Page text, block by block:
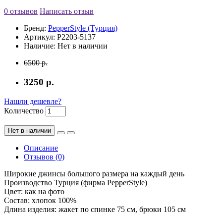
0 отзывов Написать отзыв
Бренд: PepperStyle (Турция)
Артикул: Р2203-5137
Наличие: Нет в наличии
6500 р.
3250 р.
Нашли дешевле?
Количество
Нет в наличии
Описание
Отзывов (0)
Широкие джинсы большого размера на каждый день
Производство Турция (фирма PepperStyle)
Цвет: как на фото
Состав: хлопок 100%
Длина изделия: жакет по спинке 75 см, брюки 105 см